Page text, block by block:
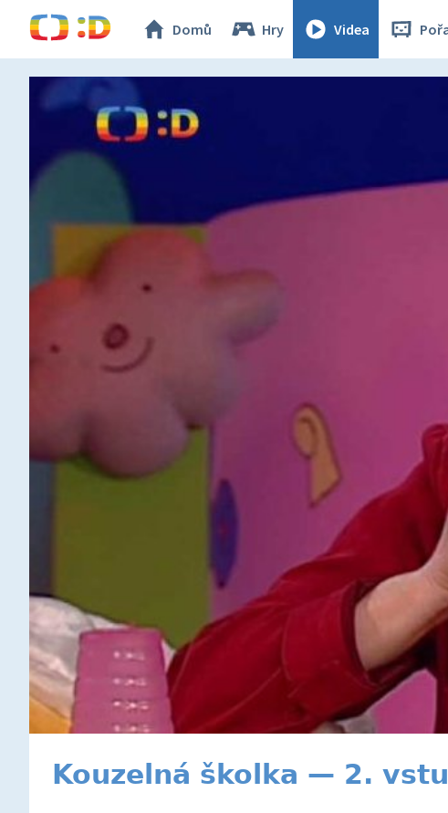
Domů Hry Videa
Kouzelná školka — 2.